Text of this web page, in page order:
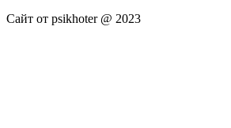
Сайт от psikhoter @ 2023